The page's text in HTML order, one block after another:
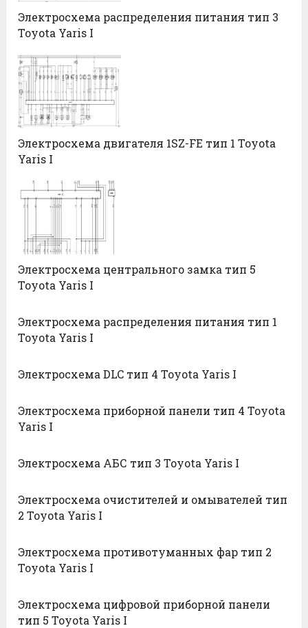
Электросхема распределения питания тип 3
Toyota Yaris I
Электросхема двигателя 1SZ-FE тип 1 Toyota
Yaris I
Электросхема центрального замка тип 5
Toyota Yaris I
Электросхема распределения питания тип 1
Toyota Yaris I
Электросхема DLC тип 4 Toyota Yaris I
Электросхема приборной панели тип 4 Toyota
Yaris I
Электросхема АБС тип 3 Toyota Yaris I
Электросхема очистителей и омывателей тип
2 Toyota Yaris I
Электросхема противотуманных фар тип 2
Toyota Yaris I
Электросхема цифровой приборной панели
тип 5 Toyota Yaris I